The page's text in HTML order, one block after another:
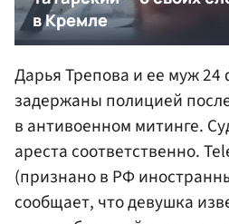
Дарья Трепова и ее муж
задержаны полицией
в антивоенном митинге.
ареста соответственно.
(признано в РФ
сообщает, что девушка